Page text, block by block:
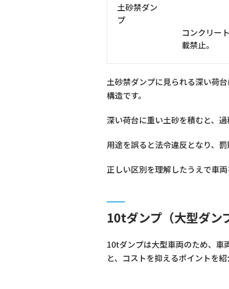
土砂禁ダン
プ
コンクリー
載禁止。
土砂禁ダンプに見られる深い荷
構造です。
深い荷台に重い土砂を積むと、
用途を誤ると法令違反となり、
正しい区別を理解したうえで車
10tダンプ（大型ダン
10tダンプは大型車両のため、車
と、コストを抑えるポイントを紹